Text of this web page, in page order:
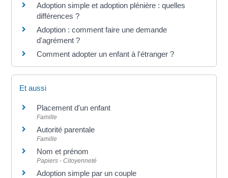
Adoption simple et adoption plénière : quelles
différences ?
Adoption : comment faire une demande
d'agrément ?
Comment adopter un enfant à l'étranger ?
Et aussi
Placement d'un enfant
Famille
Autorité parentale
Famille
Nom et prénom
Papiers - Citoyenneté
Adoption simple par un couple